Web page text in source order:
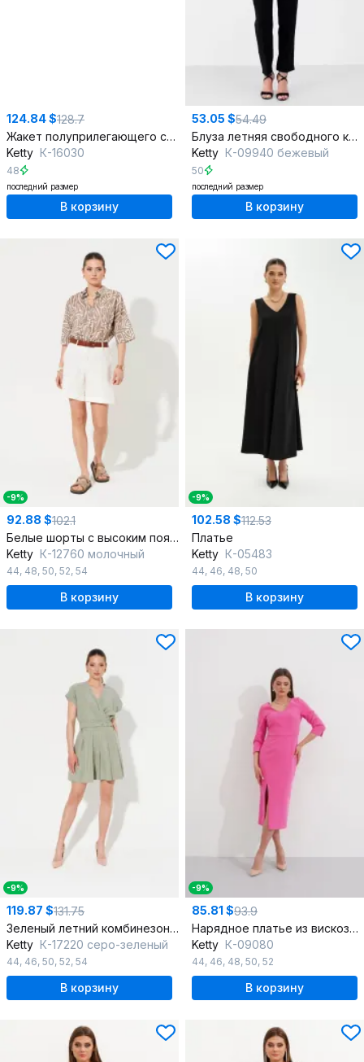
124.84 $128.7
Жакет полуприлегающего силуэта из текстиля на демисезон
Ketty К-16030
48
последний размер
В корзину
53.05 $54.49
Блуза летняя свободного кроя из текстиля
Ketty К-09940 бежевый
50
последний размер
В корзину
-9%
92.88 $102.1
Белые шорты с высоким поясом из текстиля
Ketty К-12760 молочный
44, 48, 50, 52, 54
В корзину
-9%
102.58 $112.53
Платье
Ketty К-05483
44, 46, 48, 50
В корзину
-9%
119.87 $131.75
Зеленый летний комбинезон на каждый день из текстиля
Ketty К-17220 серо-зеленый
44, 46, 50, 52, 54
В корзину
-9%
85.81 $93.9
Нарядное платье из вискозной ткани с разрезом и глубоким V
Ketty К-09080
44, 46, 48, 50, 52
В корзину